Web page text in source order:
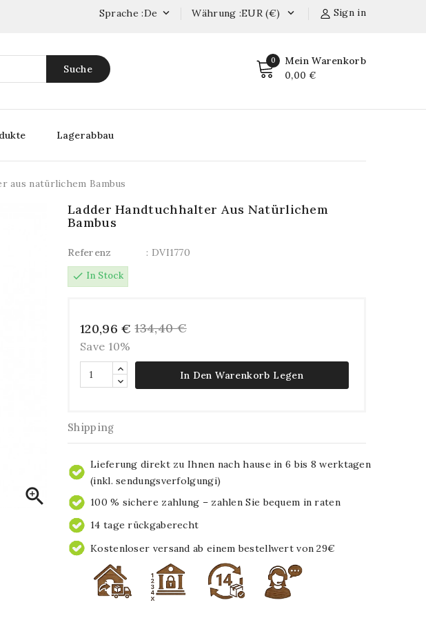
Sign in
Währung :EUR (€) 
Sprache :de 
Suche
0 Mein Warenkorb
0,00 €
Lagerabbau
aus natürlichem Bambus

Ladder Handtuchhalter Aus Natürlichem
Bambus
Referenz
: DVI1770
check In Stock
120,96 € 134,40 €
Save 10%
In Den Warenkorb Legen
Shipping
Lieferung direkt zu Ihnen nach hause in 6 bis 8 werktagen
(inkl. sendungsverfolgungi)
100 % sichere zahlung – zahlen Sie bequem in raten
14 tage rückgaberecht
Kostenloser versand ab einem bestellwert von 29€